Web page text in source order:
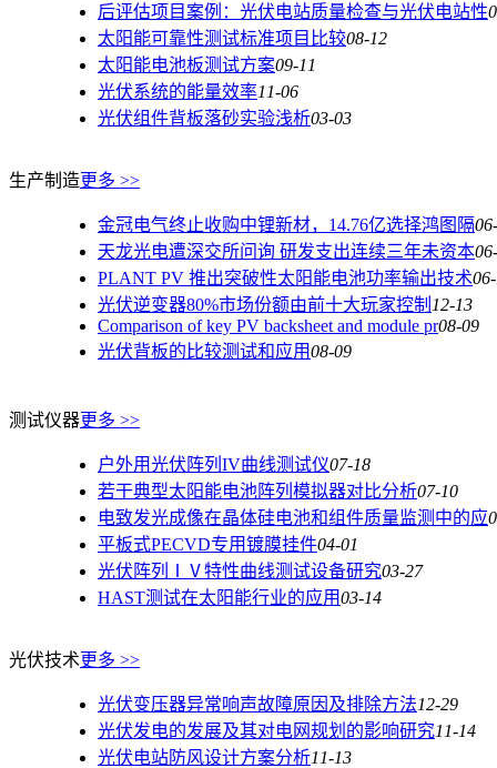
后评估项目案例：光伏电站质量检查与光伏电站性
太阳能可靠性测试标准项目比较08-12
太阳能电池板测试方案09-11
光伏系统的能量效率11-06
光伏组件背板落砂实验浅析03-03
生产制造更多 >>
金冠电气终止收购中锂新材，14.76亿选择鸿图隔
天龙光电遭深交所问询 研发支出连续三年未资本
PLANT PV 推出突破性太阳能电池功率输出技术
光伏逆变器80%市场份额由前十大玩家控制 12-13
Comparison of key PV backsheet and module pr08-09
光伏背板的比较测试和应用08-09
测试仪器更多 >>
户外用光伏阵列IV曲线测试仪07-18
若干典型太阳能电池阵列模拟器对比分析07-10
电致发光成像在晶体硅电池和组件质量监测中的应
平板式PECVD专用镀膜挂件04-01
光伏阵列ⅠⅤ特性曲线测试设备研究03-27
HAST测试在太阳能行业的应用03-14
光伏技术更多 >>
光伏变压器异常响声故障原因及排除方法12-29
光伏发电的发展及其对电网规划的影响研究11-14
光伏电站防风设计方案分析11-13